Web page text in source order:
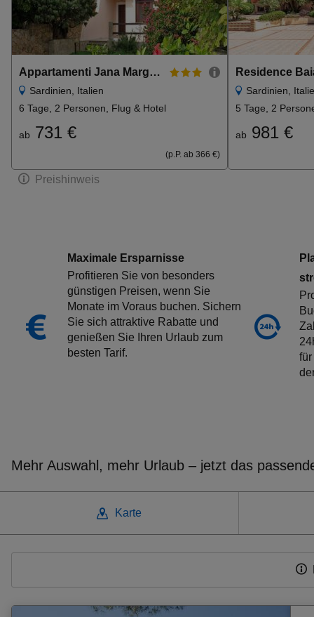
Appartamenti Jana Margherita
Sardinien, Italien
6 Tage, 2 Personen, Flug & Hotel
ab 731 €
(p.P. ab 366 €)
Sardinien,
5 Tage, 2
ab 981 €
Preishinweis
Maximale Ersparnisse
Profitieren Sie von besonders
günstigen Preisen, wenn Sie
Monate im Voraus buchen. Sichern
Sie sich attraktive Rabatte und
genießen Sie Ihren Urlaub zum
besten Tarif.
Mehr Auswahl, mehr Urlaub – jetzt das
Karte
Frühbucher Gouves Angebote
Frühbucher Adelianos Kampos Angebote